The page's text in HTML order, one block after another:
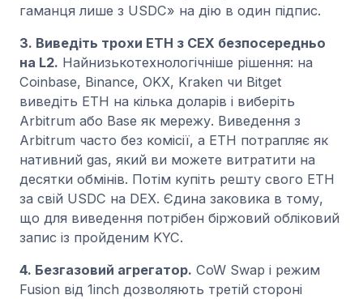
гаманця лише з USDC» на дію в один підпис.
3. Виведіть трохи ETH з CEX безпосередньо
на L2. Найнизькотехнологічніше рішення: на
Coinbase, Binance, OKX, Kraken чи Bitget
виведіть ETH на кілька доларів і виберіть
Arbitrum або Base як мережу. Виведення з
Arbitrum часто без комісії, а ETH потрапляє як
нативний gas, який ви можете витратити на
десятки обмінів. Потім купіть решту свого ETH
за свій USDC на DEX. Єдина заковика в тому,
що для виведення потрібен біржовий обліковий
запис із пройденим KYC.
4. Безгазовий агрегатор. CoW Swap і режим
Fusion від 1inch дозволяють третій стороні